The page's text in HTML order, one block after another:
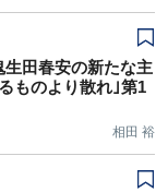
生田春安の新たな主
ものより散れ｣第1
相田 裕